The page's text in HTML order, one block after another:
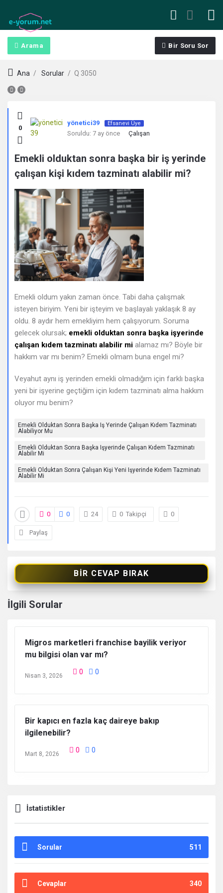
Arama Bir Soru Sor
Ana / Sorular / Q 3050
Kullanıcı
Yorumları
ve
Deneyimleri
En
sonuncu
Sorular
0
yönetici39 Efsanevi Üye
Soruldu: 7 ay önce Çalışan
Emekli olduktan sonra başka bir iş yerinde
çalışan kişi kıdem tazminatı alabilir mi?
Emekli oldum yakın zaman önce. Tabi daha çalışmak
isteyen biriyim. Yeni bir işteyim ve başlayalı yaklaşık 8 ay
oldu. 8 aydır hem emekliyim hem çalışıyorum. Soruma
gelecek olursak; emekli olduktan sonra başka işyerinde
çalışan kıdem tazminatı alabilir mi alamaz mı? Böyle bir
hakkım var mı benim? Emekli olmam buna engel mi?
Veyahut aynı iş yerinden emekli olmadığım için farklı başka
yeni bir işyerine geçtiğim için kıdem tazminatı alma hakkım
oluyor mu benim?
Emekli Olduktan Sonra Başka Iş Yerinde Çalışan Kıdem Tazminatı
Alabiliyor Mu
Emekli Olduktan Sonra Başka Işyerinde Çalışan Kıdem Tazminatı
Alabilir Mi
Emekli Olduktan Sonra Çalışan Kişi Yeni Işyerinde Kıdem Tazminatı
Alabilir Mi
0 0 24 0 Takipçi 0
Paylaş
BIR CEVAP BIRAK
İlgili Sorular
Migros marketleri franchise bayilik veriyor
mu bilgisi olan var mı?
Nisan 3, 2026 0 0
Bir kapıcı en fazla kaç daireye bakıp
ilgilenebilir?
Mart 8, 2026 0 0
İstatistikler
Sorular 511
Cevaplar 340